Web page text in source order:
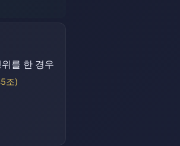
를 한 경우
조)